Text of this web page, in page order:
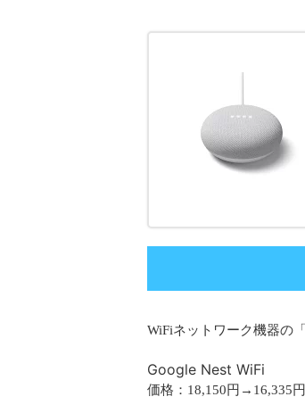
WiFiネットワーク機器の「
Google Nest WiFi
価格：18,150円→16,335円